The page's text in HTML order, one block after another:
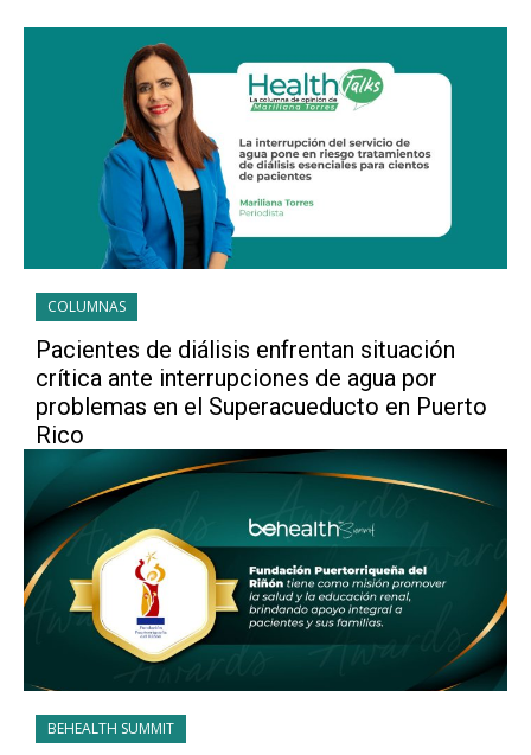
COLUMNAS
Pacientes de diálisis enfrentan situación
crítica ante interrupciones de agua por
problemas en el Superacueducto en Puerto
Rico
BEHEALTH SUMMIT